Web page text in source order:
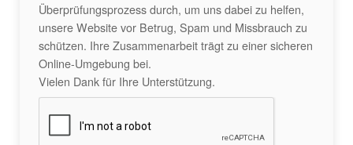
Überprüfungsprozess durch, um uns dabei zu helfen,
unsere Website vor Betrug, Spam und Missbrauch zu
schützen. Ihre Zusammenarbeit trägt zu einer sicheren
Online-Umgebung bei.
Vielen Dank für Ihre Unterstützung.